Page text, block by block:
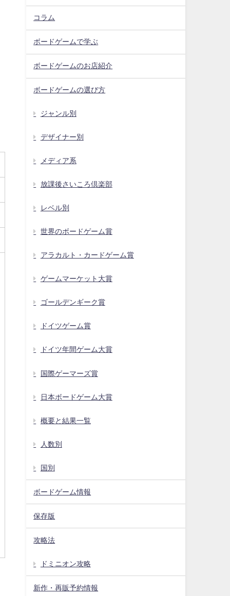
コラム
ボードゲームで学ぶ
ボードゲームのお店紹介
ボードゲームの選び方
ジャンル別
デザイナー別
メディア系
放課後さいころ倶楽部
レベル別
世界のボードゲーム賞
アラカルト・カードゲーム賞
ゲームマーケット大賞
ゴールデンギーク賞
ドイツゲーム賞
ドイツ年間ゲーム大賞
国際ゲーマーズ賞
日本ボードゲーム大賞
概要と結果一覧
人数別
国別
ボードゲーム情報
保存版
攻略法
ドミニオン攻略
新作・再販予約情報